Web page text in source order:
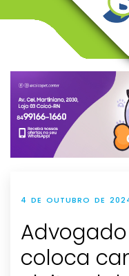
4 DE OUTUBRO DE
coloca